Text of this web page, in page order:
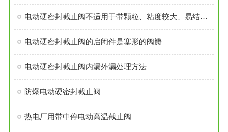
电动硬密封截止阀不适用于带颗粒、粘度较大、易结焦的介质
电动硬密封截止阀的启闭件是塞形的阀瓣
电动硬密封截止阀内漏外漏处理方法
防爆电动硬密封截止阀
热电厂用带中停电动高温截止阀